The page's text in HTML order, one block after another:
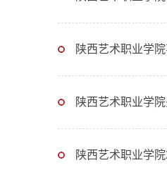
陕西艺术职业学
陕西艺术职业学
陕西艺术职业学